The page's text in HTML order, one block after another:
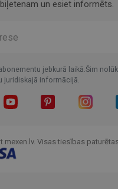
un esiet informēts.
jebkurā laikā.Šim
juridiskajā informācijā.
mexen.lv. Visas tiesības